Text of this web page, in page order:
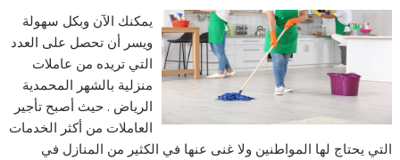
يمكنك الآن وبكل سهولة
ويسر أن تحصل على العدد
التي تريده من عاملات
منزلية بالشهر المحمدية
الرياض . حيث أصبح تأجير
العاملات من أكثر الخدمات
التي يحتاج لها المواطنين ولا غنى عنها في الكثير من المنازل في